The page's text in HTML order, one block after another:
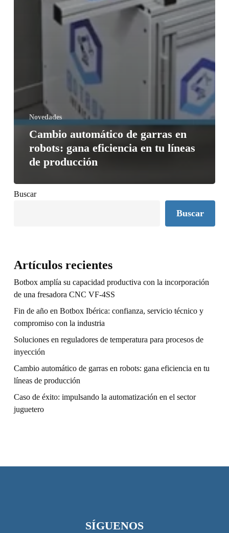
Novedades
Cambio automático de garras en
robots: gana eficiencia en tu líneas
de producción
Buscar
Buscar
Artículos recientes
Botbox amplía su capacidad productiva con la incorporación
de una fresadora CNC VF-4SS
Fin de año en Botbox Ibérica: confianza, servicio técnico y
compromiso con la industria
Soluciones en reguladores de temperatura para procesos de
inyección
Cambio automático de garras en robots: gana eficiencia en tu
líneas de producción
Caso de éxito: impulsando la automatización en el sector
juguetero
SÍGUENOS